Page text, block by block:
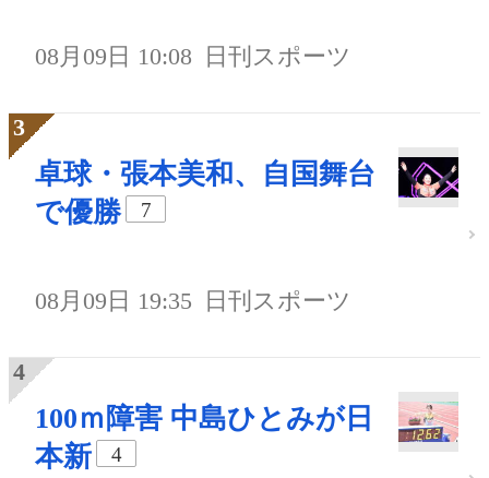
08月09日 10:08 日刊スポーツ
卓球・張本美和、自国舞台
で優勝
7
08月09日 19:35 日刊スポーツ
100ｍ障害 中島ひとみが日
本新
4